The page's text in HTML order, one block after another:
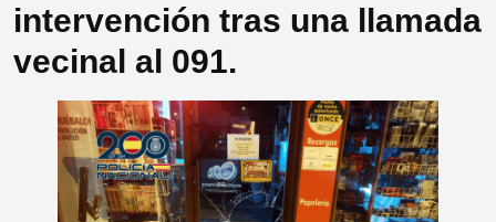
intervención tras una llamada
vecinal al 091.